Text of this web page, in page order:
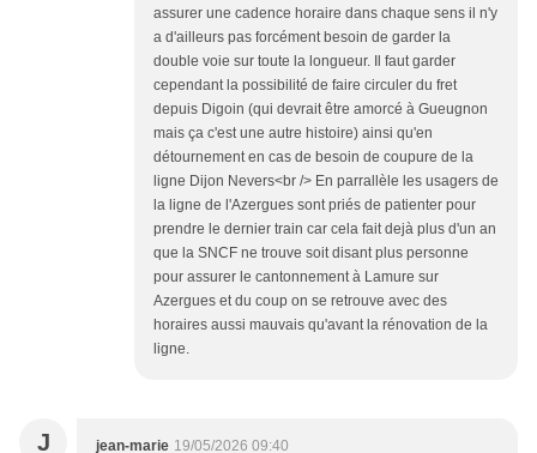
assurer une cadence horaire dans chaque sens il n'y
a d'ailleurs pas forcément besoin de garder la
double voie sur toute la longueur. Il faut garder
cependant la possibilité de faire circuler du fret
depuis Digoin (qui devrait être amorcé à Gueugnon
mais ça c'est une autre histoire) ainsi qu'en
détournement en cas de besoin de coupure de la
ligne Dijon Nevers<br /> En parrallèle les usagers de
la ligne de l'Azergues sont priés de patienter pour
prendre le dernier train car cela fait dejà plus d'un an
que la SNCF ne trouve soit disant plus personne
pour assurer le cantonnement à Lamure sur
Azergues et du coup on se retrouve avec des
horaires aussi mauvais qu'avant la rénovation de la
ligne.
J jean-marie 19/05/2026 09:40